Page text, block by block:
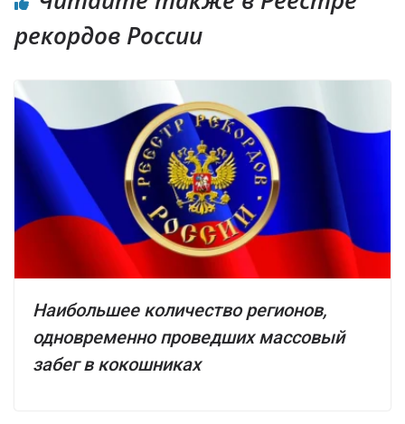
рекордов России
Наибольшее количество регионов,
одновременно проведших массовый
забег в кокошниках